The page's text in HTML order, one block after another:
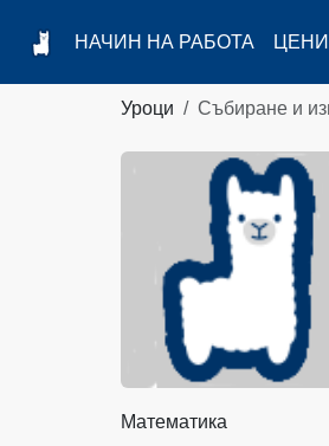
НАЧИН НА РАБОТА ЦЕНИ
Уроци Събиране и
Математика